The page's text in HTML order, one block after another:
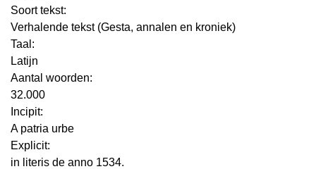
Soort tekst:
Verhalende tekst (Gesta, annalen en kroniek)
Taal:
Latijn
Aantal woorden:
32.000
Incipit:
A patria urbe
Explicit:
in literis de anno 1534.